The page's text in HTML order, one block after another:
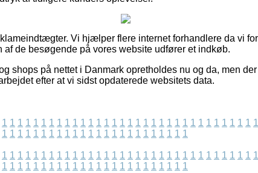
Vi hjælper flere internet forhandlere da vi
af de besøgende på vores website udfører et indkøb.
shops på nettet i Danmark opretholdes nu og da, men
efter at vi sidst opdaterede websitets data.
1 1 1 1 1 1 1 1 1 1 1 1 1 1 1 1 1 1 1 1 1 1 1 1 1 1 1 1 1 1 1 1 1
1 1 1 1 1 1 1 1 1 1 1 1 1 1 1 1 1 1 1 1 1 1 1 1
1 1 1 1 1 1 1 1 1 1 1 1 1 1 1 1 1 1 1 1 1 1 1 1 1 1 1 1 1 1 1 1 1
1 1 1 1 1 1 1 1 1 1 1 1 1 1 1 1 1 1 1 1 1 1 1 1